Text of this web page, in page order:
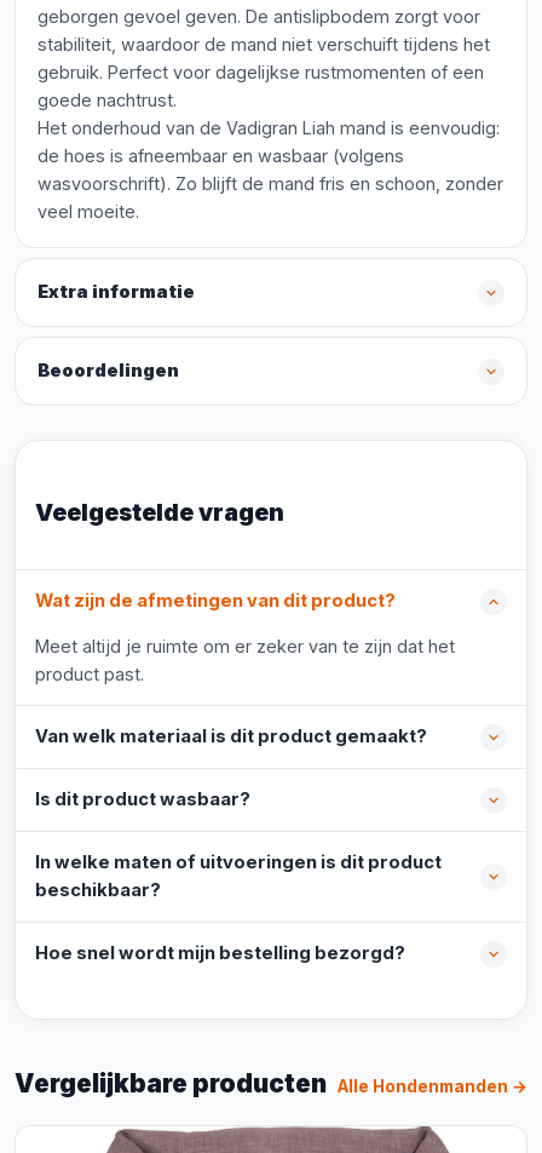
geborgen gevoel geven. De antislipbodem zorgt voor
stabiliteit, waardoor de mand niet verschuift tijdens het
gebruik. Perfect voor dagelijkse rustmomenten of een
goede nachtrust.
Het onderhoud van de Vadigran Liah mand is eenvoudig:
de hoes is afneembaar en wasbaar (volgens
wasvoorschrift). Zo blijft de mand fris en schoon, zonder
veel moeite.
Extra informatie
Beoordelingen
Veelgestelde vragen
Wat zijn de afmetingen van dit product?
Meet altijd je ruimte om er zeker van te zijn dat het
product past.
Van welk materiaal is dit product gemaakt?
Is dit product wasbaar?
In welke maten of uitvoeringen is dit product
beschikbaar?
Hoe snel wordt mijn bestelling bezorgd?
Vergelijkbare producten Alle Hondenmanden →